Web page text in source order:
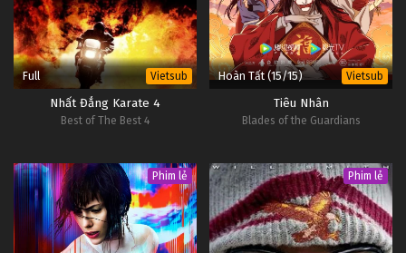
Full Vietsub
Nhất Đẳng Karate 4
Best of The Best 4
Hoàn Tất (15/15) Vietsub
Tiêu Nhân
Blades of the Guardians
Phim lẻ Phim lẻ